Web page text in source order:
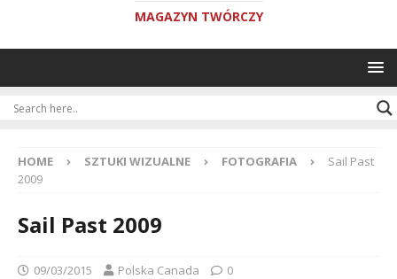
MAGAZYN TWÓRCZY
HOME SZTUKI WIZUALNE FOTOGRAFIA
Sail Past
2009
Sail Past 2009
09/03/2015 Polska Canada 0